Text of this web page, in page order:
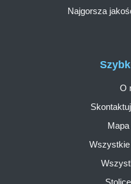
O
Najgorsza